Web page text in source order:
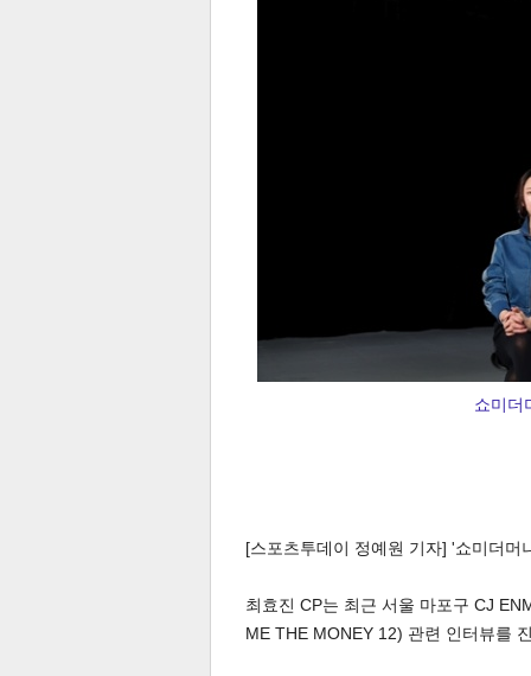
페이 트위 밴드 네이
댓글
쇼미더
[스포츠투데이 정예원 기자] '쇼미더
최효진 CP는 최근 서울 마포구 CJ
ME THE MONEY 12) 관련 인터뷰를